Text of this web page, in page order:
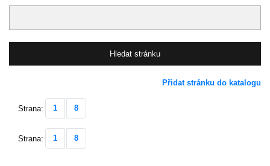
Přidat stránku do katalogu
Strana: 1 8
Strana: 1 8